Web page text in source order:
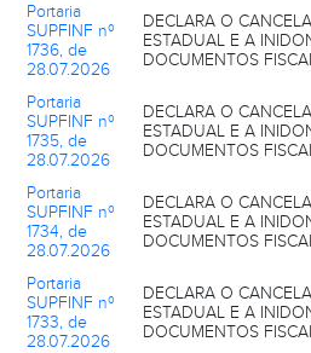
Portaria
SUPFINF nº
1736, de
28.07.2026
DECLARA O
ESTADUAL E A
DOCUMENTOS
Portaria
SUPFINF nº
1735, de
28.07.2026
DECLARA O
ESTADUAL E A
DOCUMENTOS
Portaria
SUPFINF nº
1734, de
28.07.2026
DECLARA O
ESTADUAL E A
DOCUMENTOS
Portaria
SUPFINF nº
1733, de
28.07.2026
DECLARA O
ESTADUAL E A
DOCUMENTOS